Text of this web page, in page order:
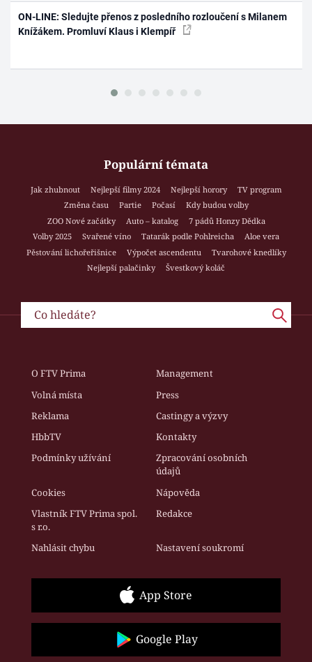
ON-LINE: Sledujte přenos z posledního rozloučení s Milanem
Knížákem. Promluví Klaus i Klempíř
Populární témata
Jak zhubnout Nejlepší filmy 2024 Nejlepší horory
TV program
Změna času
Partie Počasí
Kdy budou volby
ZOO Nové začátky
Auto – katalog
7 pádů Honzy Dědka
Volby 2025
Svařené víno Tatarák podle Pohlreicha
Aloe vera
Pěstování lichořeřišnice
Výpočet ascendentu
Tvarohové knedlíky
Nejlepší palačinky
Švestkový koláč
O FTV Prima
Management
Volná místa
Press
Reklama
Castingy a výzvy
HbbTV
Kontakty
Podmínky užívání
Zpracování osobních
údajů
Cookies
Nápověda
Vlastník FTV Prima spol.
s r.o.
Redakce
Nahlásit chybu Nastavení soukromí
App Store
Google Play